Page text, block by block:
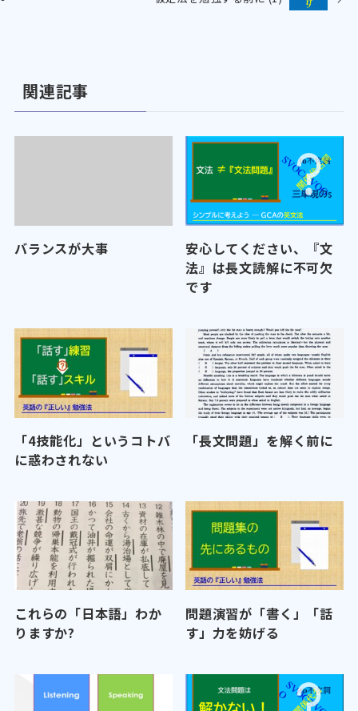
関連記事
バランスが大事
安心してください、『文
法』は長文読解に不可欠
です
「4技能化」というコトバ
に惑わされない
「長文問題」を解く前に
これらの「日本語」わか
りますか?
問題演習が「書く」「話
す」力を妨げる